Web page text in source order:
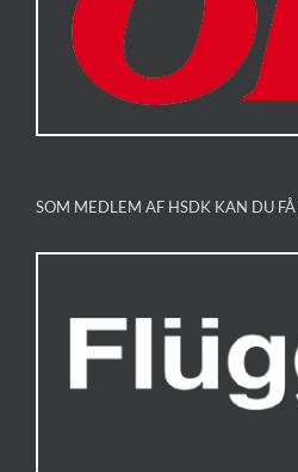
SOM MEDLEM AF HSDK KAN DU FÅ